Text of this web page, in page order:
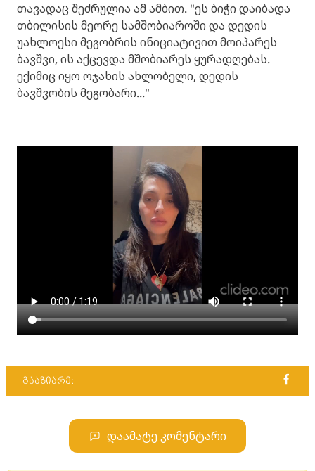
თავადაც შეძრულია ამ ამბით. "ეს ბიჭი დაიბადა
თბილისის მეორე სამშობიაროში და დედის
უახლოესი მეგობრის ინიციატივით მოიპარეს
ბავშვი, ის აქცევდა მშობიარეს ყურადღებას.
ექიმიც იყო ოჯახის ახლობელი, დედის
ბავშვობის მეგობარი..."
გააზიარე:
დაამატე კომენტარი